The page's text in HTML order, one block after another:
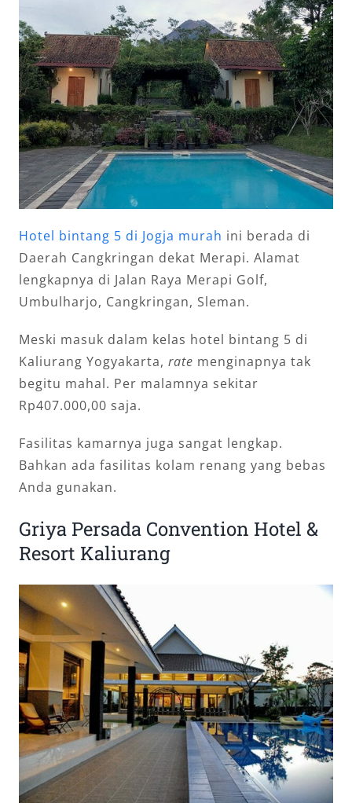
Hotel bintang 5 di Jogja murah ini berada di
Daerah Cangkringan dekat Merapi. Alamat
lengkapnya di Jalan Raya Merapi Golf,
Umbulharjo, Cangkringan, Sleman.
Meski masuk dalam kelas hotel bintang 5 di
Kaliurang Yogyakarta, rate menginapnya tak
begitu mahal. Per malamnya sekitar
Rp407.000,00 saja.
Fasilitas kamarnya juga sangat lengkap.
Bahkan ada fasilitas kolam renang yang bebas
Anda gunakan.
Griya Persada Convention Hotel &
Resort Kaliurang